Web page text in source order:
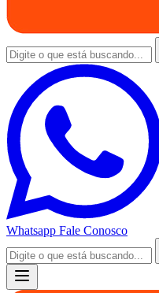
Whatsapp Fale Conosco